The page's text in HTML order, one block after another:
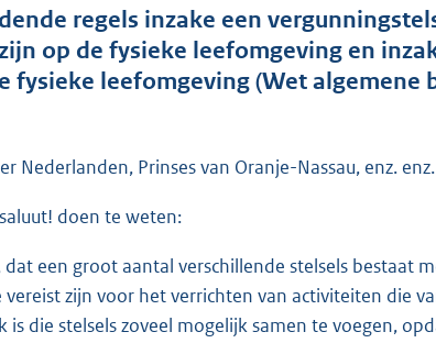
t
a
n
g
o
regels inzake een
op de fysieke leefomgeving en
fysieke leefomgeving (Wet algemene
Nederlanden, Prinses van Oranje-Nassau, enz.
doen te weten:
een groot aantal verschillende stelsels bestaat
zijn voor het verrichten van activiteiten die
die stelsels zoveel mogelijk samen te voegen,